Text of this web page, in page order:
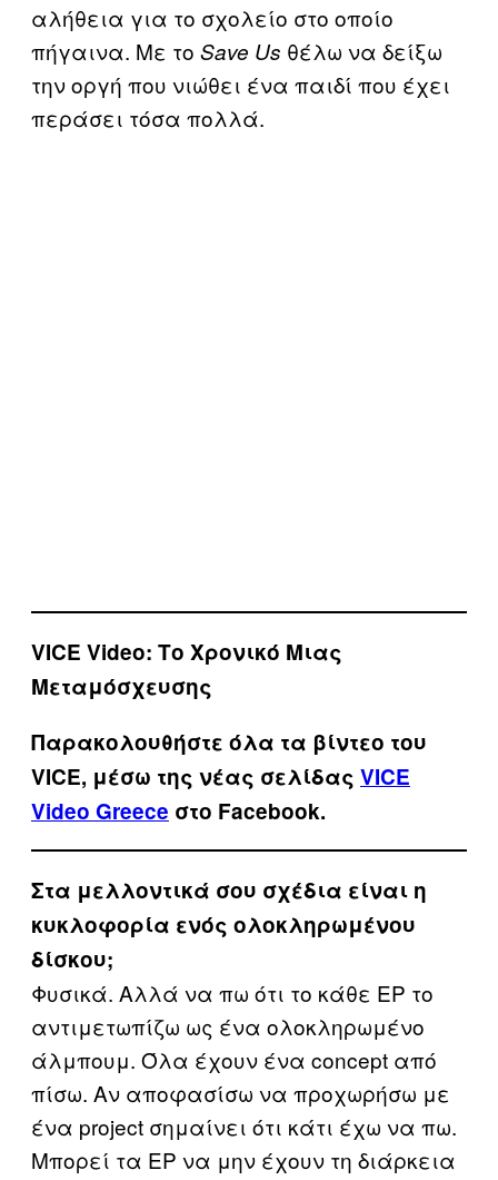
αλήθεια για το σχολείο στο οποίο
πήγαινα. Με το Save Us θέλω να δείξω
την οργή που νιώθει ένα παιδί που έχει
περάσει τόσα πολλά.
VICE Video: Το Χρονικό Μιας
Μεταμόσχευσης
Παρακολουθήστε όλα τα βίντεo του
VICE, μέσω της νέας σελίδας VICE
Video Greece στο Facebook.
Στα μελλοντικά σου σχέδια είναι η
κυκλοφορία ενός ολοκληρωμένου
δίσκου;
Φυσικά. Αλλά να πω ότι το κάθε EP το
αντιμετωπίζω ως ένα ολοκληρωμένο
άλμπουμ. Όλα έχουν ένα concept από
πίσω. Αν αποφασίσω να προχωρήσω με
ένα project σημαίνει ότι κάτι έχω να πω.
Μπορεί τα EP να μην έχουν τη διάρκεια